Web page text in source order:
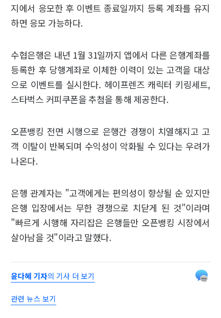
지에서 응모한 후 이벤트 종료일까지 등록 계좌를 유지
하면 응모 가능하다.
수협은행은 내년 1월 31일까지 앱에서 다른 은행계좌를
등록한 후 당행계좌로 이체한 이력이 있는 고객을 대상
으로 이벤트를 실시한다. 헤이프렌즈 캐릭터 키링세트,
스타벅스 커피쿠폰을 추첨을 통해 제공한다.
오픈뱅킹 전면 시행으로 은행간 경쟁이 치열해지고 고
객 이탈이 반복되며 수익성이 악화될 수 있다는 우려가
나온다.
은행 관계자는 "고객에게는 편의성이 향상될 순 있지만
은행 입장에서는 무한 경쟁으로 치닫게 된 것"이라며
"빠르게 시행해 자리잡은 은행들만 오픈뱅킹 시장에서
살아남을 것"이라고 말했다.
윤다혜 기자의 기사 더 보기
관련 뉴스 보기